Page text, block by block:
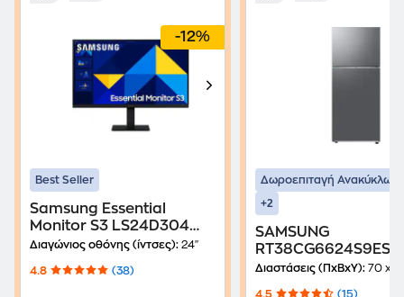
-12%
Best Seller
Samsung Essential
Monitor S3 LS24D304
24'' FHD IPS Flat 100Ηz
Διαγώνιος οθόνης (ίντσες): 24"
4.8 (38)
Δωροεπιταγή
+2
SAMSUNG
RT38CG6624S9ES
No Frost 393 Lt Inox
Διαστάσεις (ΠxΒxΥ): 70 x 67.2 x
4.5 (15)